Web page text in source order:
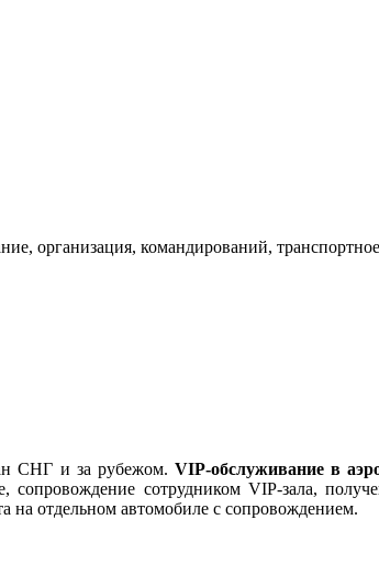
организация, командирований,
СНГ и за рубежом.VIP-обслуживание в
сотрудником VIP-зала,
на отдельном автомобиле с сопровождением.